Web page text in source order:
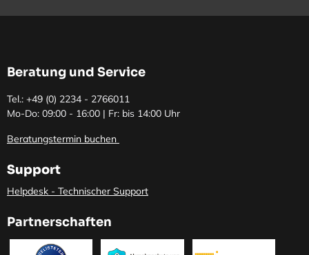
Beratung und Service
Tel.: +49 (0) 2234 - 2766011
Mo-Do: 09:00 - 16:00 | Fr: bis 14:00 Uhr
Beratungstermin buchen
Support
Helpdesk - Technischer Support
Partnerschaften